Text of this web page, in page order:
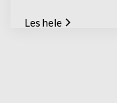
Les hele